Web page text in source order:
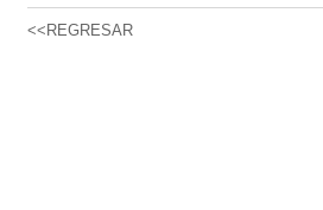
<<REGRESAR